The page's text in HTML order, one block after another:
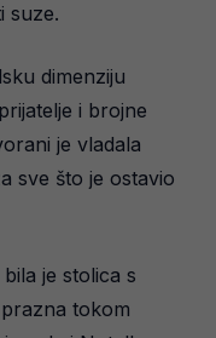
suze.
dimenziju
i brojne
je vladala
sve što je ostavio
je stolica s
tokom